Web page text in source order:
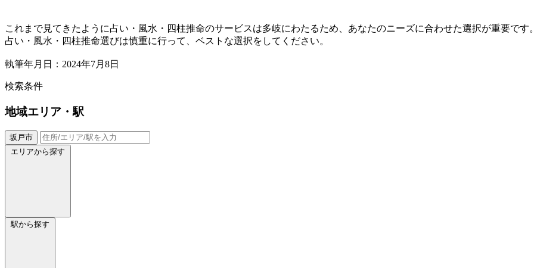
これまで見てきたように占い・風水・四柱推命のサービスは多岐にわたるため、あなたのニーズに合わせた選択が重要です。
占い・風水・四柱推命選びは慎重に行って、ベストな選択をしてください。
執筆年月日：2024年7月8日
検索条件
地域エリア・駅
坂戸市
エリアから探す
駅から探す